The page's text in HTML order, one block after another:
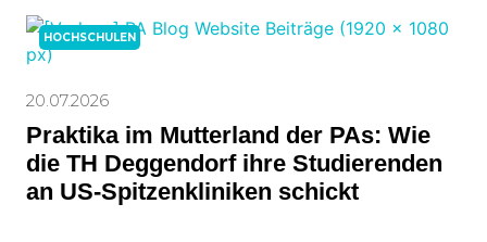
HOCHSCHULEN
20.07.2026
Praktika im Mutterland der PAs: Wie
die TH Deggendorf ihre Studierenden
an US-Spitzenkliniken schickt